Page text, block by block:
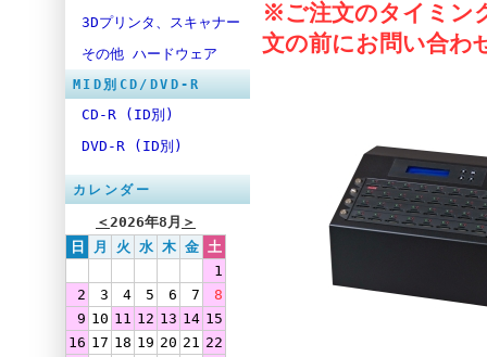
3Dプリンタ、スキャナー
その他 ハードウェア
MID別CD/DVD-R
CD-R (ID別)
DVD-R (ID別)
カレンダー
＜2026年8月 ＞
日
月 火 水 木 金 土
1
2
3 4 5 6 7
8
9 10 11 12 13 14 15
16 17 18 19 20 21 22
※ご注文のタイミン
文の前にお問い合わ